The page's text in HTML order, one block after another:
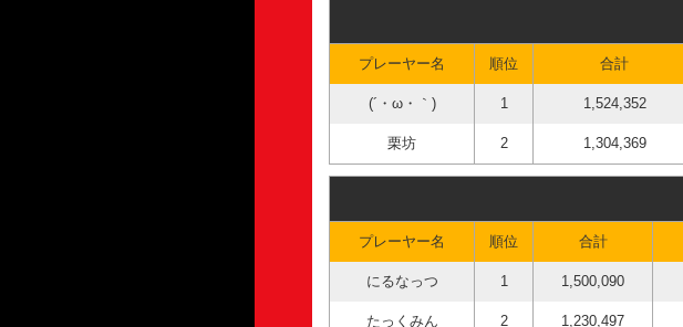
プレーヤー名 順位 合計
(´・ω・｀) 1 1,524,352
栗坊 2 1,304,369
プレーヤー名 順位 合計
にるなっつ 1 1,500,090
たっくみん 2 1,230,497